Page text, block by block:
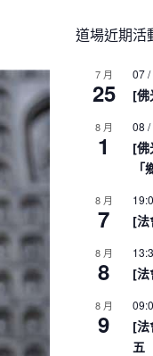
道場近期活
7 月
25
07 /
[佛
8 月
1
08 /
[佛
8 月
7 [法
8 月
8 [法
8 月
9
[法
五